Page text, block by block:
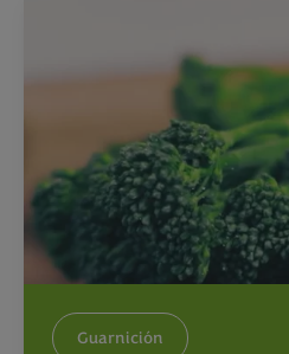
Guarnición